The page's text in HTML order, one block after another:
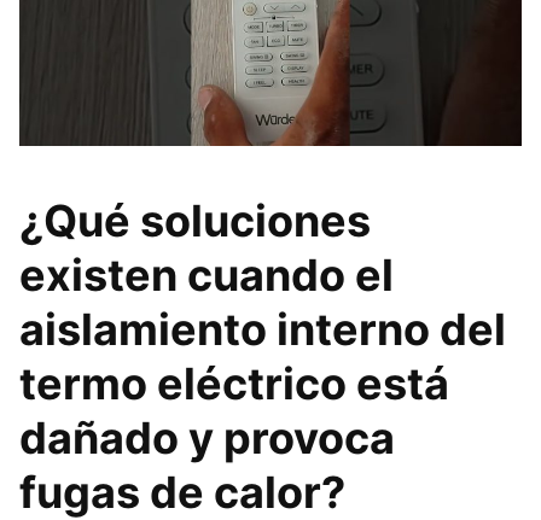
¿Qué soluciones
existen cuando el
aislamiento interno del
termo eléctrico está
dañado y provoca
fugas de calor?